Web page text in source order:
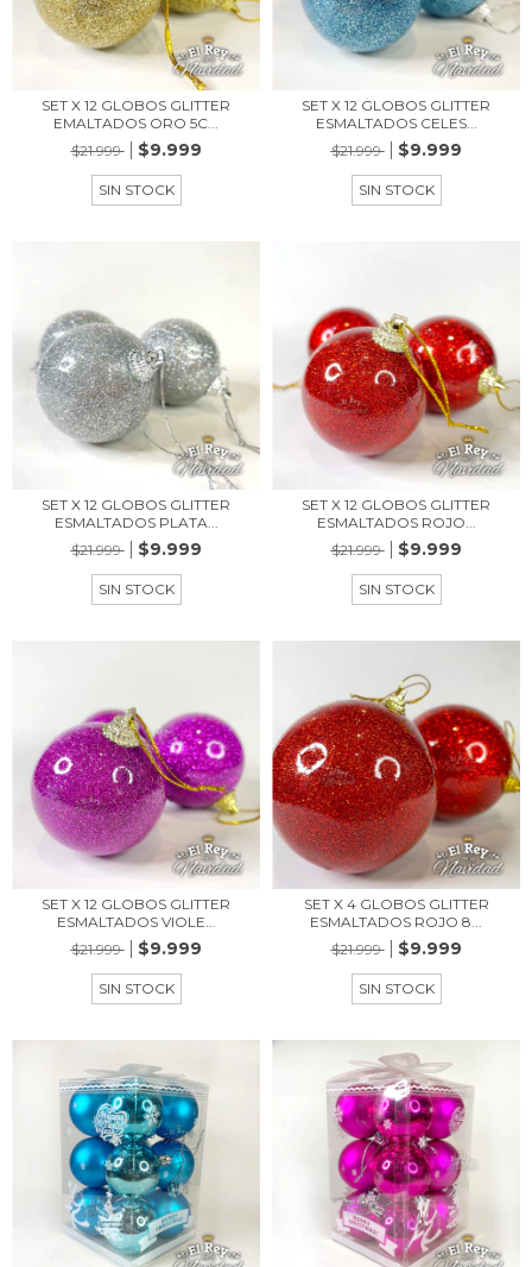
SET X 12 GLOBOS GLITTER
EMALTADOS ORO 5C...
$21.999
$9.999
SIN STOCK
SET X 12 GLOBOS GLITTER
ESMALTADOS CELES...
$21.999
$9.999
SIN STOCK
SET X 12 GLOBOS GLITTER
ESMALTADOS PLATA...
$21.999
$9.999
SIN STOCK
SET X 12 GLOBOS GLITTER
ESMALTADOS ROJO...
$21.999
$9.999
SIN STOCK
SET X 12 GLOBOS GLITTER
ESMALTADOS VIOLE...
$21.999
$9.999
SIN STOCK
SET X 4 GLOBOS GLITTER
ESMALTADOS ROJO 8...
$21.999
$9.999
SIN STOCK